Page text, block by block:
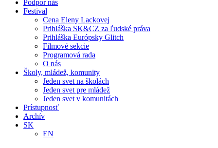
Podpor nás
Festival
Cena Eleny Lackovej
Prihláška SK&CZ za ľudské práva
Prihláška Európsky Glitch
Filmové sekcie
Programová rada
O nás
Školy, mládež, komunity
Jeden svet na školách
Jeden svet pre mládež
Jeden svet v komunitách
Prístupnosť
Archív
SK
EN